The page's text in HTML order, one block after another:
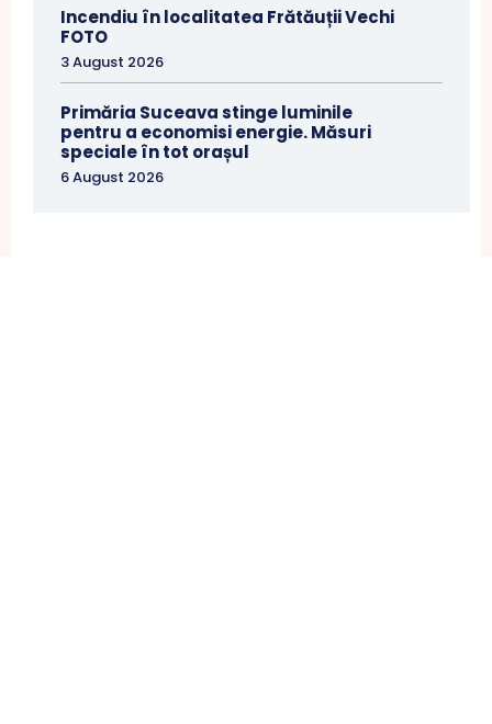
Incendiu în localitatea Frătăuții Vechi
FOTO
3 August 2026
Primăria Suceava stinge luminile
pentru a economisi energie. Măsuri
speciale în tot orașul
6 August 2026